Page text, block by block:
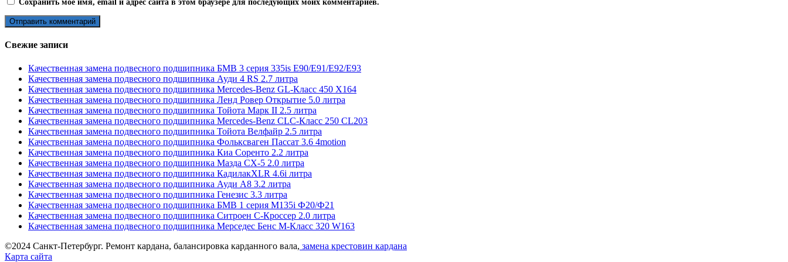
Сохранить моё имя, email и адрес сайта в этом браузере для последующих моих комментариев.
Свежие записи
Качественная замена подвесного подшипника БМВ 3 серия 335is E90/E91/E92/E93
Качественная замена подвесного подшипника Ауди 4 RS 2.7 литра
Качественная замена подвесного подшипника Mercedes-Benz GL-Класс 450 X164
Качественная замена подвесного подшипника Ленд Ровер Открытие 5.0 литра
Качественная замена подвесного подшипника Тойота Марк II 2.5 литра
Качественная замена подвесного подшипника Mercedes-Benz CLC-Класс 250 CL203
Качественная замена подвесного подшипника Тойота Велфайр 2.5 литра
Качественная замена подвесного подшипника Фольксваген Пассат 3.6 4motion
Качественная замена подвесного подшипника Киа Соренто 2.2 литра
Качественная замена подвесного подшипника Мазда СХ-5 2.0 литра
Качественная замена подвесного подшипника КадилакXLR 4.6i литра
Качественная замена подвесного подшипника Ауди А8 3.2 литра
Качественная замена подвесного подшипника Генезис 3.3 литра
Качественная замена подвесного подшипника БМВ 1 серия M135i Ф20/Ф21
Качественная замена подвесного подшипника Ситроен С-Кроссер 2.0 литра
Качественная замена подвесного подшипника Мерседес Бенс М-Класс 320 W163
©2024 Санкт-Петербург. Ремонт кардана, балансировка карданного вала, замена крестовин кардана
Карта сайта